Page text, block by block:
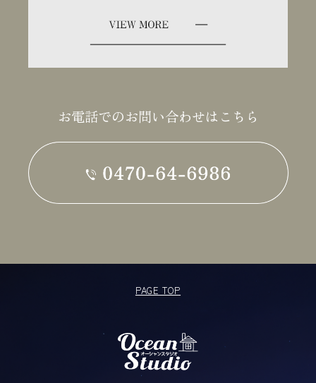
お電話でのお問い合わせはこちら
PAGE TOP